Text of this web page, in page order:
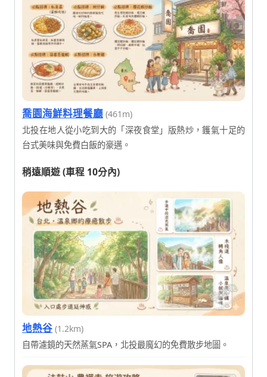
喬園海鮮料理餐廳 (461m)
北投在地人從小吃到大的「深夜食堂」版熱炒，鑊氣十足的
台式美味與免費白飯的豪邁。
稍遠順遊 (車程 10分內)
地熱谷 (1.2km)
自帶濾鏡的天然蒸氣SPA，北投最魔幻的免費散步地圖。